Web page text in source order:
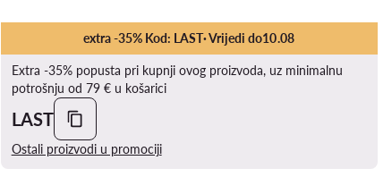
extra -35% Kod: LAST· Vrijedi do10.08
Extra -35% popusta pri kupnji ovog proizvoda, uz minimalnu
potrošnju od 79 € u košarici
LAST
Ostali proizvodi u promociji